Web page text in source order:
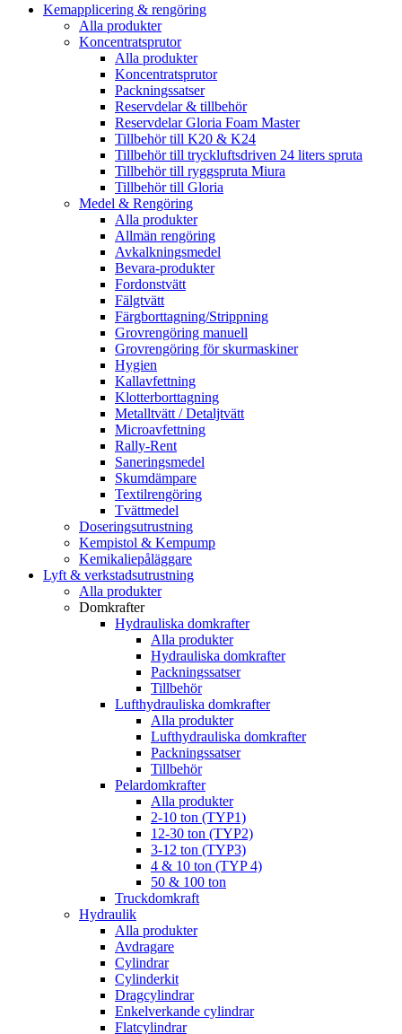
Kemapplicering & rengöring
Alla produkter
Koncentratsprutor
Alla produkter
Koncentratsprutor
Packningssatser
Reservdelar & tillbehör
Reservdelar Gloria Foam Master
Tillbehör till K20 & K24
Tillbehör till tryckluftsdriven 24 liters spruta
Tillbehör till ryggspruta Miura
Tillbehör till Gloria
Medel & Rengöring
Alla produkter
Allmän rengöring
Avkalkningsmedel
Bevara-produkter
Fordonstvätt
Fälgtvätt
Färgborttagning/Strippning
Grovrengöring manuell
Grovrengöring för skurmaskiner
Hygien
Kallavfettning
Klotterborttagning
Metalltvätt / Detaljtvätt
Microavfettning
Rally-Rent
Saneringsmedel
Skumdämpare
Textilrengöring
Tvättmedel
Doseringsutrustning
Kempistol & Kempump
Kemikaliepåläggare
Lyft & verkstadsutrustning
Alla produkter
Domkrafter
Hydrauliska domkrafter
Alla produkter
Hydrauliska domkrafter
Packningssatser
Tillbehör
Lufthydrauliska domkrafter
Alla produkter
Lufthydrauliska domkrafter
Packningssatser
Tillbehör
Pelardomkrafter
Alla produkter
2-10 ton (TYP1)
12-30 ton (TYP2)
3-12 ton (TYP3)
4 & 10 ton (TYP 4)
50 & 100 ton
Truckdomkraft
Hydraulik
Alla produkter
Avdragare
Cylindrar
Cylinderkit
Dragcylindrar
Enkelverkande cylindrar
Flatcylindrar